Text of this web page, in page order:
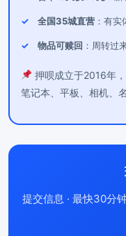
全国35城直营 ：有
物品可赎回 ：周转过
押呗成立于2016年
笔记本、平板、相机、
提交信息 · 最快30分